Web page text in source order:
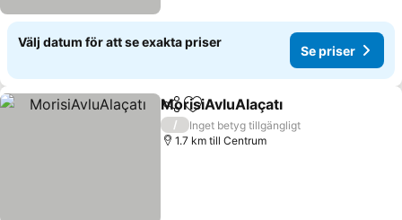
Välj datum för att se exakta priser
Se priser
Dela Lägg till i Mina Favoriter
MorisiAvluAlaçatı
/
Inget betyg tillgängligt
1.7 km till Centrum